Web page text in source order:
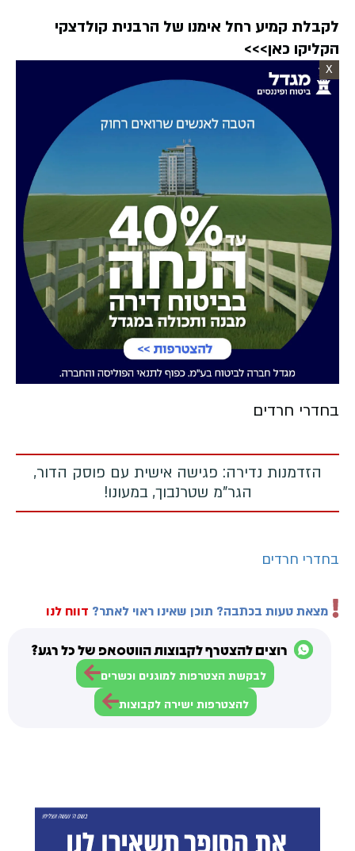
לקבלת קמיע רחל אימנו של הרבנית קולדצקי
הקליקו כאן>>>
X
בחדרי חרדים
הזדמנות נדירה: פגישה אישית עם פוסק הדור,
הגר"מ שטרנבוך, במעונו!
בחדרי חרדים
מצאת טעות בכתבה? תוכן שאינו ראוי לאתר? דווח לנו
רוצים להצטרף לקבוצות הווטסאפ של כל רגע?
לבקשת הצטרפות למוגנים וכשרים
להצטרפות ישירה לקבוצות